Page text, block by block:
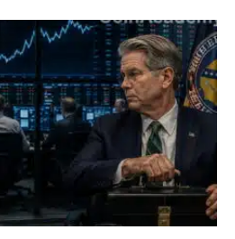
des euros sans prévenir la